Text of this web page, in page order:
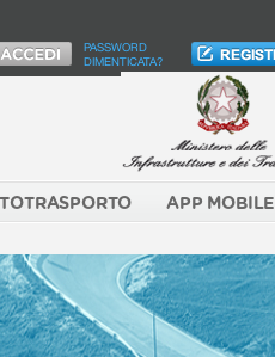
PASSWORD
DIMENTICATA?
APP MOBILE